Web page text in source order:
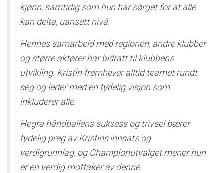
kjønn, samtidig som hun har sørget for at alle
kan delta, uansett nivå.
Hennes samarbeid med regionen, andre klubber
og større aktører har bidratt til klubbens
utvikling. Kristin fremhever alltid teamet rundt
seg og leder med en tydelig visjon som
inkluderer alle.
Hegra håndballens suksess og trivsel bærer
tydelig preg av Kristins innsats og
verdigrunnlag, og Championutvalget mener hun
er en verdig mottaker av denne